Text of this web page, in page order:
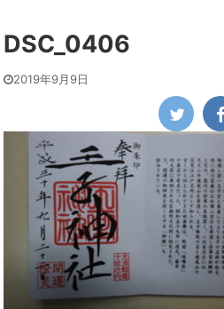
DSC_0406
2019年9月9日